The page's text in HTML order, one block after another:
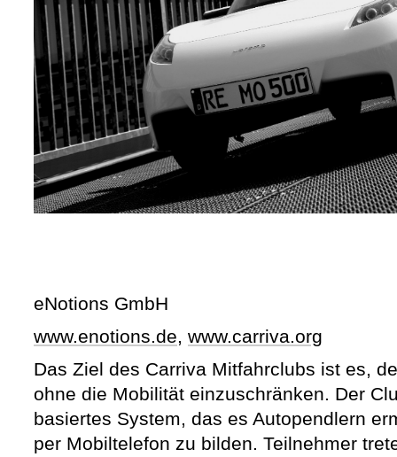
eNotions GmbH
www.enotions.de, www.carriva.org
Das Ziel des Carriva Mitfahrclubs ist es,
ohne die Mobilität einzuschränken. Der
basiertes System, das es Autopendlern
per Mobiltelefon zu bilden. Teilnehmer